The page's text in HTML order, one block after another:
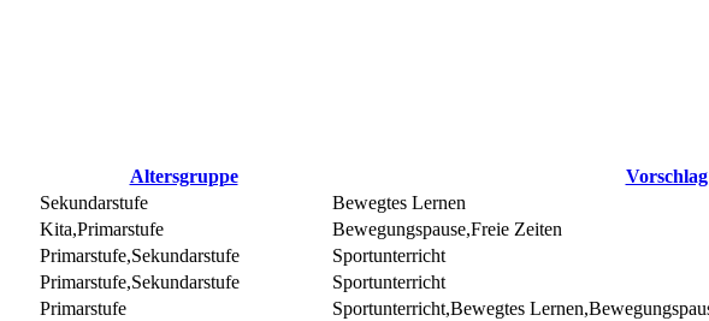
Altersgruppe
Sekundarstufe
Bewegtes Lernen
Kita,Primarstufe
Bewegungspause,Freie Zeiten
Primarstufe,Sekundarstufe
Sportunterricht
Primarstufe,Sekundarstufe
Sportunterricht
Primarstufe
Sportunterricht,Bewegtes